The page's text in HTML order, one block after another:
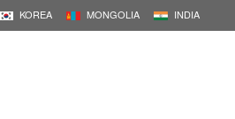
KOREA MONGOLIA INDIA